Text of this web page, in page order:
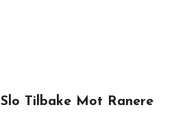
Slo Tilbake Mot Ranere